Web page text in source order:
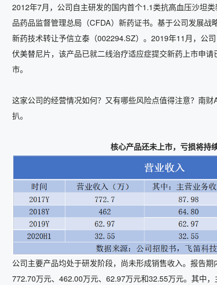
2012年7月，公司自主研发的国内首个1.1类抗高血压沙坦
品药品监督管理总局（CFDA）新药证书。基于公司发展战
新药技术转让予信立泰（002294.SZ）。2019年11月，公
伏美替尼片，该产品已就二线治疗适应症提交新药上市申
市。
这家公司的经营情况如何？又有哪些风险点值得注意？南
扒。
核心产品还未上市，亏损将持
公司主要产品均处于研发阶段，尚未形成销售收入。报告
772.70万元、462.00万元、62.97万元和32.55万元。其中